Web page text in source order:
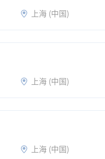
上海 (中国)
上海 (中国)
上海 (中国)